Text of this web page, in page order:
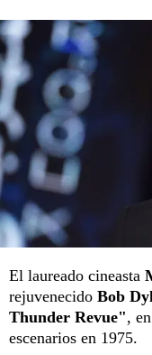
El laureado cineasta
rejuvenecido Bob
Thunder Revue",
escenarios en 1975.